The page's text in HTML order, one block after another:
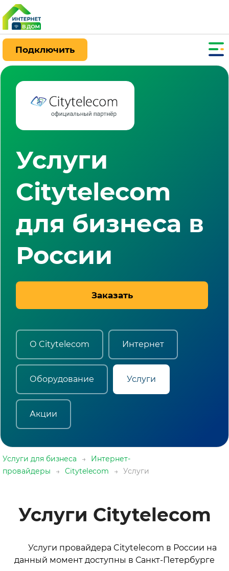
Подключить
Услуги
Citytelecom
для бизнеса в
России
Заказать
О Citytelecom Интернет
Оборудование Услуги
Акции
Услуги для бизнеса →
Интернет-
провайдеры
→ Citytelecom → Услуги
Услуги Citytelecom
Услуги провайдера Citytelecom в России на
данный момент доступны в Санкт-Петербурге